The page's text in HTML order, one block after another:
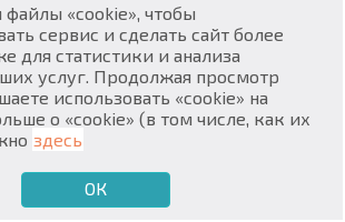
BG
«cookie», чтобы
сервис и сделать сайт более
для статистики и анализа
услуг. Продолжая просмотр
использовать «cookie» на
о «cookie» (в том числе, как их
здесь
ОК